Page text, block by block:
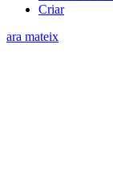
Criar
ara mateix